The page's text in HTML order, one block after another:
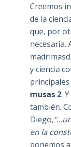
Creemos
de la
que, por
necesaria.
y ciencia
musas 2.
también.
Diego,
en la
ponemos